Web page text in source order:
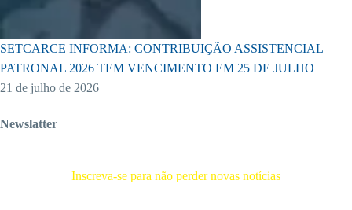
SETCARCE INFORMA: CONTRIBUIÇÃO ASSISTENCIAL
PATRONAL 2026 TEM VENCIMENTO EM 25 DE JULHO
21 de julho de 2026
Newslatter
Inscreva-se para não perder novas notícias